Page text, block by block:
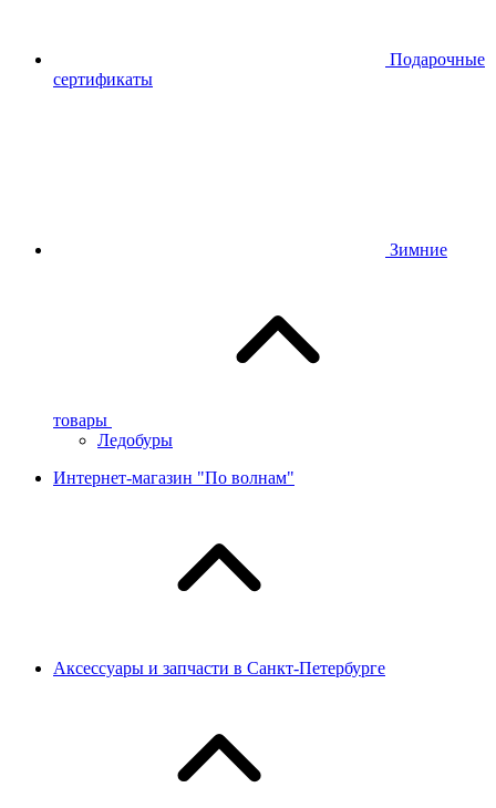
Подарочные
сертификаты
Зимние
товары
Ледобуры
Интернет-магазин "По волнам"
Аксессуары и запчасти в Санкт-Петербурге